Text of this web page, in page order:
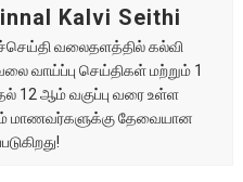
Kalvi Seithi
வலைதளத்தில் கல்வி
வாய்ப்பு செய்திகள் மற்றும் 1
12 ஆம் வகுப்பு வரை உள்ள
மாணவர்களுக்கு தேவையான